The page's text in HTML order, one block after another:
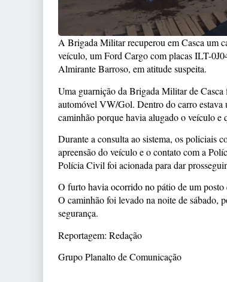
A Brigada Militar recuperou em Casca um
veículo, um Ford Cargo com placas ILT-
Almirante Barroso, em atitude suspeita.
Uma guarnição da Brigada Militar de
automóvel VW/Gol. Dentro do carro estava
caminhão porque havia alugado o veículo e
Durante a consulta ao sistema, os policiais
apreensão do veículo e o contato com a
Polícia Civil foi acionada para dar
O furto havia ocorrido no pátio de um posto
O caminhão foi levado na noite de sábado,
segurança.
Reportagem: Redação
Grupo Planalto de Comunicação